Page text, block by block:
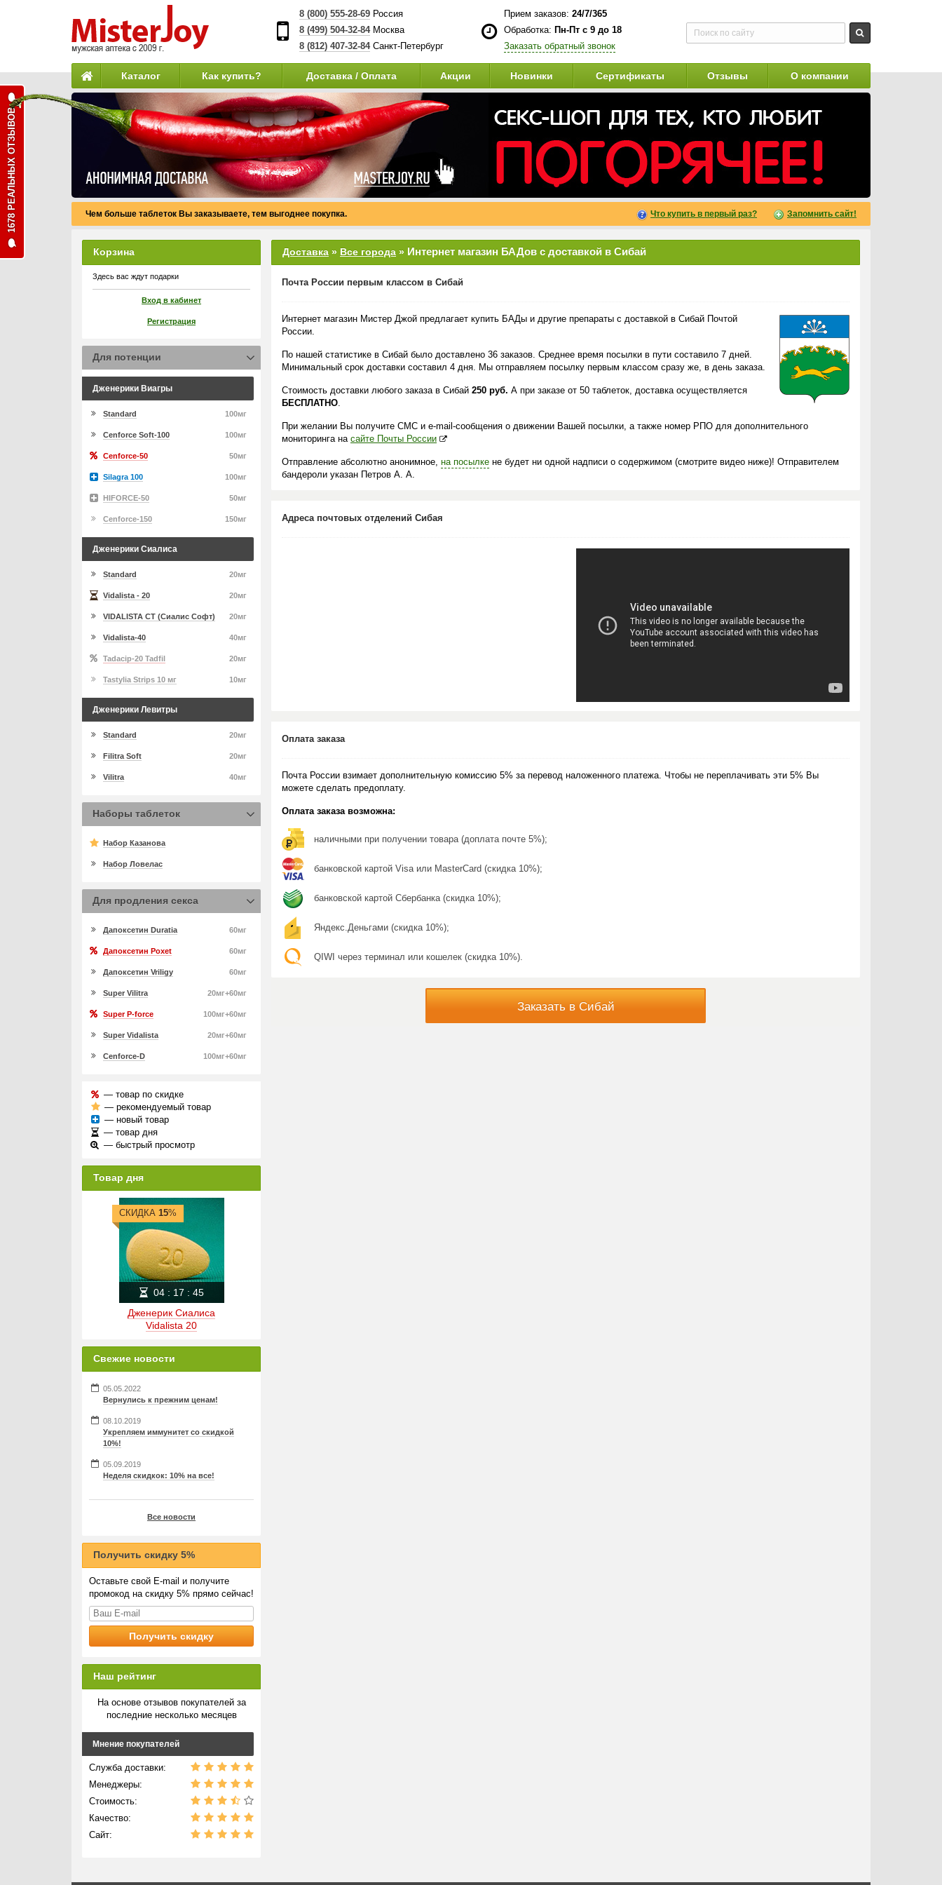
8 (800) 555-28-69Россия
8 (499) 504-32-84Москва
8 (812) 407-32-84 Санкт-Петербург
Прием заказов: 24/7/365
Обработка: Пн-Пт с 9 до 18
Заказать обратный звонок
Каталог Как купить? Доставка / Оплата Акции Новинки Сертификаты Отзывы О компании
Чем больше таблеток Вы заказываете, тем выгоднее покупка. Что купить в первый раз? Запомнить сайт!
Доставка » Все города » Интернет магазин БАДов с доставкой в Сибай
Почта России первым классом в Сибай
Интернет магазин Мистер Джой предлагает купить БАДы и другие препараты с доставкой в Сибай Почтой
России.
По нашей статистике в Сибай было доставлено 36 заказов. Среднее время посылки в пути составило 7 дней.
Минимальный срок доставки составил 4 дня. Мы отправляем посылку первым классом сразу же, в день заказа.
Стоимость доставки любого заказа в Сибай 250 руб. А при заказе от 50 таблеток, доставка осуществляется
БЕСПЛАТНО.
При желании Вы получите СМС и e-mail-сообщения о движении Вашей посылки, а также номер РПО для дополнительного
мониторинга на сайте Почты России
Отправление абсолютно анонимное, на посылке не будет ни одной надписи о содержимом (смотрите видео ниже)! Отправителем
бандероли указан Петров А. А.
Адреса почтовых отделений Сибая
Оплата заказа
Почта России взимает дополнительную комиссию 5% за перевод наложенного платежа. Чтобы не переплачивать эти 5% Вы
можете сделать предоплату.
Оплата заказа возможна:
наличными при получении товара (доплата почте 5%);
банковской картой Visa или MasterCard (скидка 10%);
банковской картой Сбербанка (скидка 10%);
Яндекс.Деньгами (скидка 10%);
QIWI через терминал или кошелек (скидка 10%).
Заказать в Сибай
Корзина
Здесь вас ждут подарки
Вход в кабинет
Регистрация
Для потенции
Дженерики Виагры
100мг
Standard
100мг
Cenforce Soft-100
50мг
Cenforce-50
100мг
Silagra 100
50мг
HIFORCE-50
150мг
Cenforce-150
Дженерики Сиалиса
20мг
Standard
20мг
Vidalista - 20
20мг
VIDALISTA CT (Сиалис Софт)
40мг
Vidalista-40
20мг
Tadacip-20 Tadfil
10мг
Tastylia Strips 10 мг
Дженерики Левитры
20мг
Standard
20мг
Filitra Soft
40мг
Vilitra
Наборы таблеток
Набор Казанова
Набор Ловелас
Для продления секса
60мг
Дапоксетин Duratia
60мг
Дапоксетин Poxet
60мг
Дапоксетин Vriligy
20мг+60мг
Super Vilitra
100мг+60мг
Super P-force
20мг+60мг
Super Vidalista
100мг+60мг
Cenforce-D
— товар по скидке
— рекомендуемый товар
— новый товар
— товар дня
— быстрый просмотр
Товар дня
Дженерик Сиалиса
Vidalista 20
СКИДКА 15%
04: 17 : 45
Свежие новости
05.05.2022
Вернулись к прежним ценам!
08.10.2019
Укрепляем иммунитет со скидкой
10%!
05.09.2019
Неделя скидкок: 10% на все!
Все новости
Получить скидку 5%
Оставьте свой E-mail и получите
промокод на скидку 5% прямо сейчас!
Наш рейтинг
На основе отзывов покупателей за
последние несколько месяцев
Мнение покупателей
Служба доставки:
Менеджеры:
Стоимость:
Качество:
Сайт:
1678 РЕАЛЬНЫХ ОТЗЫВОВ